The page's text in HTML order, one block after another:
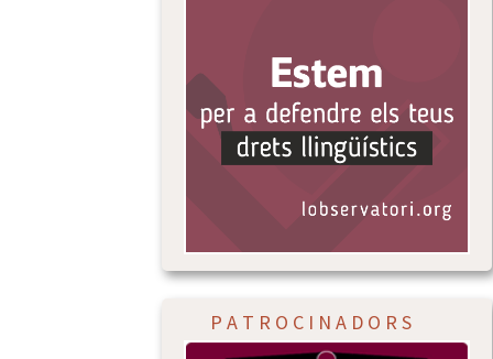
P A T R O C I N A D O R S